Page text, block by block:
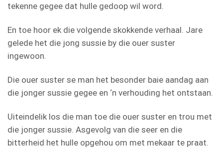
tekenne gegee dat hulle gedoop wil word.
En toe hoor ek die volgende skokkende verhaal. Jare
gelede het die jong sussie by die ouer suster
ingewoon.
Die ouer suster se man het besonder baie aandag aan
die jonger sussie gegee en ‘n verhouding het ontstaan.
Uiteindelik los die man toe die ouer suster en trou met
die jonger sussie. Asgevolg van die seer en die
bitterheid het hulle opgehou om met mekaar te praat.